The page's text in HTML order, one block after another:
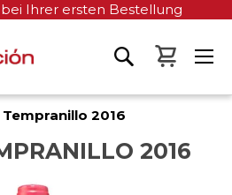
Ihrer ersten Bestellung
Mein
Tempranillo 2016
2016